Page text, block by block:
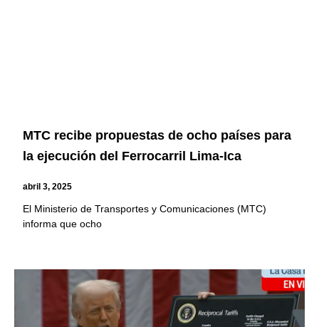
MTC recibe propuestas de ocho países para
la ejecución del Ferrocarril Lima-Ica
abril 3, 2025
El Ministerio de Transportes y Comunicaciones (MTC)
informa que ocho